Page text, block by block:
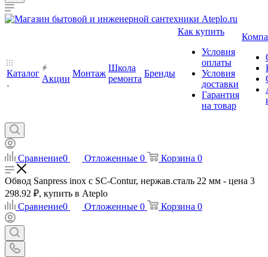
Каталог
Акции
Монтаж
Школа
ремонта
Бренды
Как купить
Условия
оплаты
Условия
доставки
Гарантия
на товар
Сравнение0 Отложенные 0 Корзина 0
Обвод Sanpress inox с SC-Contur, нержав.сталь 22 мм - цена 3
298.92 ₽, купить в Ateplo
Сравнение0 Отложенные 0 Корзина 0